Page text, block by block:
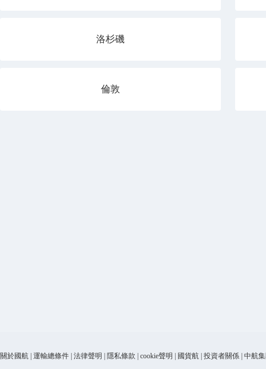
洛杉磯
倫敦
關於國航 運輸總條件 法律聲明 隱私條款 cookie聲明 國貨航 投資者關係 中航